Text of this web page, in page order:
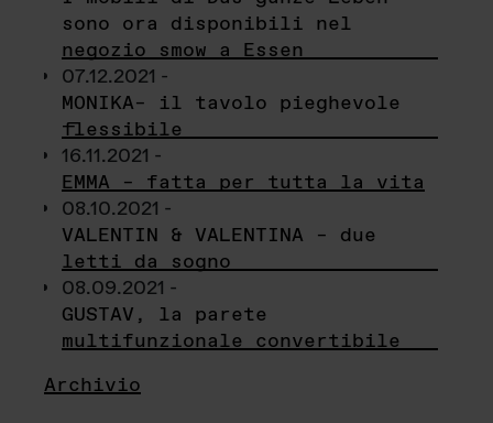
sono ora disponibili nel
negozio smow a Essen
07.12.2021 -
MONIKA– il tavolo pieghevole
flessibile
16.11.2021 -
EMMA – fatta per tutta la vita
08.10.2021 -
VALENTIN & VALENTINA – due
letti da sogno
08.09.2021 -
GUSTAV, la parete
multifunzionale convertibile
Archivio